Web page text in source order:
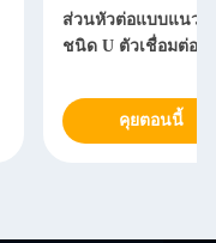
ส่วนหัวต่อแบบแนวตั้
ชนิด U ตัวเชื่อมต่อพิ
คุยตอนนี้